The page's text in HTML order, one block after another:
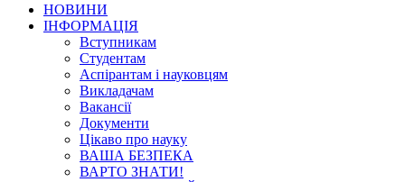
НОВИНИ
ІНФОРМАЦІЯ
Вступникам
Студентам
Аспірантам і науковцям
Викладачам
Вакансії
Документи
Цікаво про науку
ВАША БЕЗПЕКА
ВАРТО ЗНАТИ!